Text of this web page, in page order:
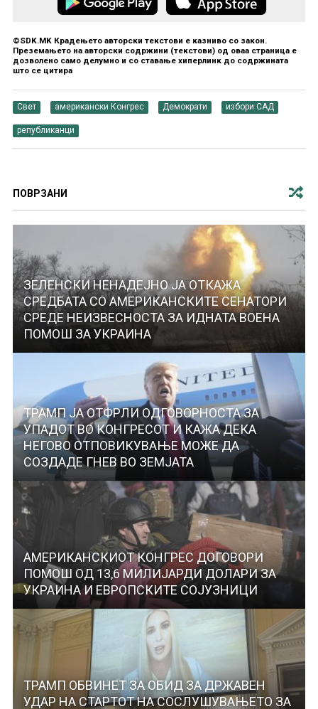
©SDK.MK Крадењето авторски текстови е казниво со закон.
Преземањето на авторски содржини (текстови) од оваа страница е
дозволено само делумно и со ставање хиперлинк до содржината
што се цитира
Свет американски Конгрес Демократи избори САД
републиканци
ПОВРЗАНИ
ЗЕЛЕНСКИ НЕНАДЕЈНО ЈА ОТКАЖА
СРЕДБАТА СО АМЕРИКАНСКИТЕ СЕНАТОРИ
СРЕДЕ НЕИЗВЕСНОСТА ЗА ИДНАТА ВОЕНА
ПОМОШ ЗА УКРАИНА
ТРАМП ЈА ОТФРЛИ ОДГОВОРНОСТА ЗА
УПАДОТ ВО КОНГРЕСОТ И КАЖА ДЕКА
НЕГОВО ОТПОВИКУВАЊЕ МОЖЕ ДА
СОЗДАДЕ ГНЕВ ВО ЗЕМЈАТА
АМЕРИКАНСКИОТ КОНГРЕС ДОГОВОРИ
ПОМОШ ОД 13,6 МИЛИЈАРДИ ДОЛАРИ ЗА
УКРАИНА И ЕВРОПСКИТЕ СОЈУЗНИЦИ
ТРАМП ОБВИНЕТ ЗА ОБИД ЗА ДРЖАВЕН
УДАР НА СТАРТОТ НА СОСЛУШУВАЊЕТО ЗА